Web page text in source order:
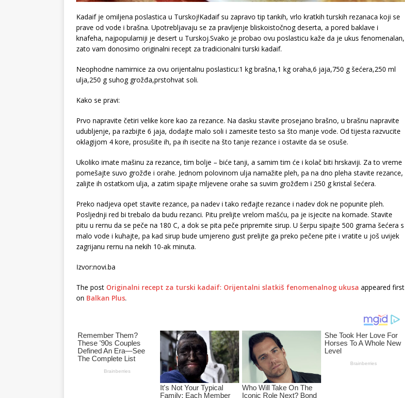
Kadaif je omiljena poslastica u Turskoj!Kadaif su zapravo tip tankih, vrlo kratkih turskih rezanaca koji se
prave od vode i brašna. Upotrebljavaju se za pravljenje bliskoistočnog deserta, a pored baklave i
knafeha, najpopularniji je desert u Turskoj.Svako je probao ovu poslasticu kaže da je ukus fenomenalan,
zato vam donosimo originalni recept za tradicionalni turski kadaif.
Neophodne namirnice za ovu orijentalnu poslasticu:1 kg brašna,1 kg oraha,6 jaja,750 g šećera,250 ml
ulja,250 g suhog grožđa,prstohvat soli.
Kako se pravi:
Prvo napravite četiri velike kore kao za rezance. Na dasku stavite prosejano brašno, u brašnu napravite
udubljenje, pa razbijte 6 jaja, dodajte malo soli i zamesite testo sa što manje vode. Od tijesta razvucite
oklagijom 4 kore, prosušite ih, pa ih isecite na što tanje rezance i ostavite da se osuše.
Ukoliko imate mašinu za rezance, tim bolje – biće tanji, a samim tim će i kolač biti hrskaviji. Za to vreme
pomešajte suvo grožđe i orahe. Jednom polovinom ulja namažite pleh, pa na dno pleha stavite rezance,
zalijte ih ostatkom ulja, a zatim sipajte mljevene orahe sa suvim grožđem i 250 g kristal šećera.
Preko nadjeva opet stavite rezance, pa nadev i tako ređajte rezance i nadev dok ne popunite pleh.
Posljednji red bi trebalo da budu rezanci. Pitu prelijte vrelom mašću, pa je isjecite na komade. Stavite
pitu u rernu da se peče na 180 C, a dok se pita peče pripremite sirup. U šerpu sipajte 500 grama šećera s
malo vode i kuhajte, pa kad sirup bude umjereno gust prelijte ga preko pečene pite i vratite u još uvijek
zagrijanu rernu na nekih 10-ak minuta.
Izvor:novi.ba
The post Originalni recept za turski kadaif: Orijentalni slatkiš fenomenalnog ukusa appeared first
on Balkan Plus.